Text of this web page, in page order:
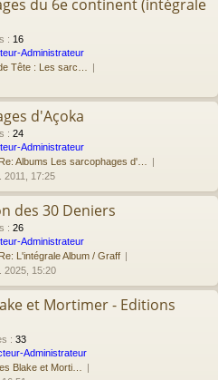
du 6e continent (intégrale
: 16
Administrateur
Tête : Les sarc…
d'Açoka
: 24
Administrateur
Re: Albums Les sarcophages d'…
2011, 17:25
des 30 Deniers
: 26
Administrateur
Re: L'intégrale Album / Graff
2025, 15:20
et Mortimer - Editions
: 33
Administrateur
Blake et Morti…